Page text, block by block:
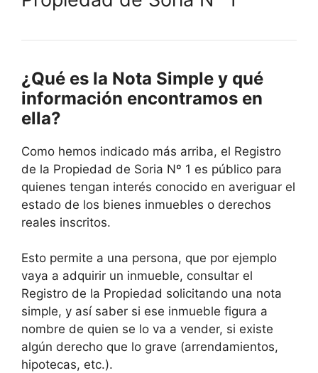
¿Qué es la Nota Simple y qué
información encontramos en
ella?
Como hemos indicado más arriba, el Registro
de la Propiedad de Soria Nº 1 es público para
quienes tengan interés conocido en averiguar el
estado de los bienes inmuebles o derechos
reales inscritos.
Esto permite a una persona, que por ejemplo
vaya a adquirir un inmueble, consultar el
Registro de la Propiedad solicitando una nota
simple, y así saber si ese inmueble figura a
nombre de quien se lo va a vender, si existe
algún derecho que lo grave (arrendamientos,
hipotecas, etc.).